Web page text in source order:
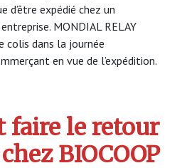
d’être expédié chez un
MONDIAL RELAY
colis dans la journée
en vue de l’expédition.
faire le retour
BIOCOOP